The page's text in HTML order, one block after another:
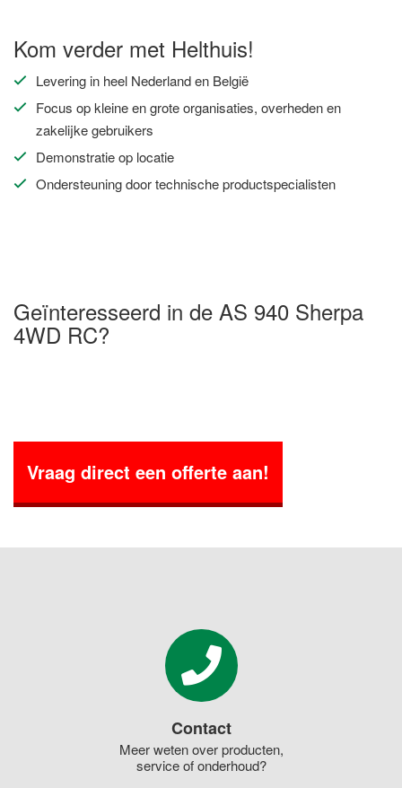
Kom verder met Helthuis!
Levering in heel Nederland en België
Focus op kleine en grote organisaties, overheden en
zakelijke gebruikers
Demonstratie op locatie
Ondersteuning door technische productspecialisten
Geïnteresseerd in de AS 940 Sherpa
4WD RC?
Vraag direct een offerte aan!
Contact
Meer weten over producten,
service of onderhoud?